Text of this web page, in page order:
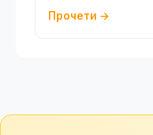
Прочети →